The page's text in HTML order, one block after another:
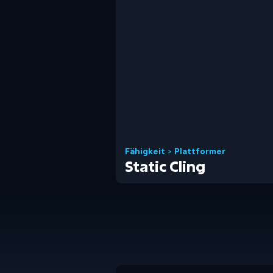
Fähigkeit > Plattformer
Static Cling